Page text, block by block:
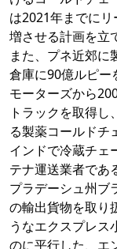
は2021年までに
増させる計画を立
また、プネ近郊に
倉庫に90億ルピー
モーターズから
トラックを取得
る製薬コールドチ
インドで冷蔵チェ
テナ運送業者であ
プラデーシュ州ブ
の輸出貨物を取り
うなエクスプレス
のに平行した、エ